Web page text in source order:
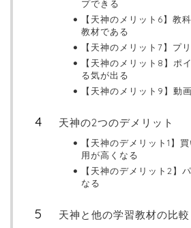
プできる
【天神のメリット6】教
教材である
【天神のメリット7】プ
【天神のメリット8】ポ
る気が出る
【天神のメリット9】動
天神の2つのデメリット
【天神のデメリット1】
用が高くなる
【天神のデメリット2】
なる
天神と他の学習教材の比較